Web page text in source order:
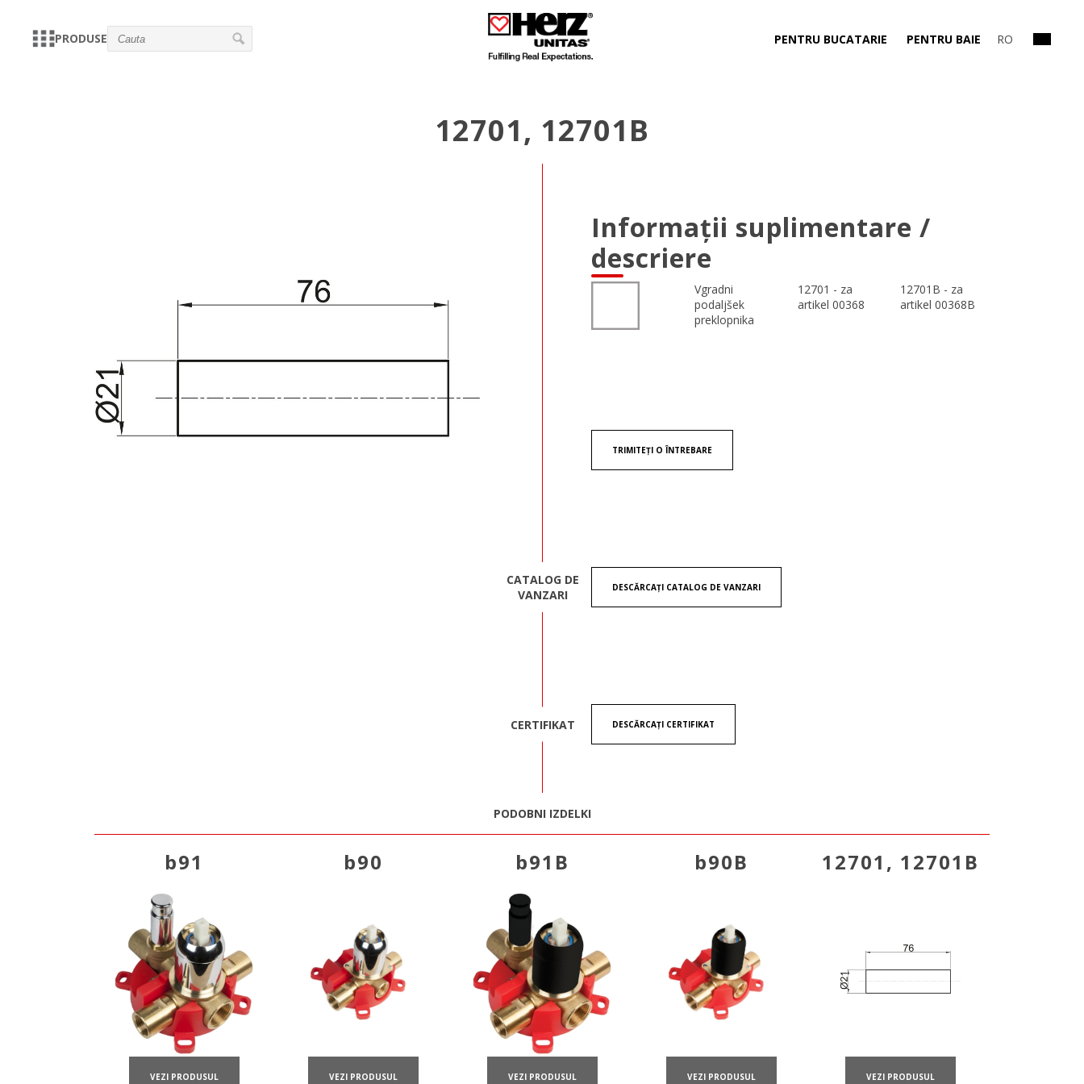
PRODUSE PENTRU BUCATARIE PENTRU BAIE RO
12701, 12701B
Informații suplimentare /
descriere
Vgradni
podaljšek
preklopnika
12701 - za
artikel 00368
12701B - za
artikel 00368B
TRIMITEȚI O ÎNTREBARE
CATALOG DE
VANZARI
DESCĂRCAȚI CATALOG DE VANZARI
CERTIFIKAT DESCĂRCAȚI CERTIFIKAT
PODOBNI IZDELKI
b91
VEZI PRODUSUL
b90
VEZI PRODUSUL
b91B
VEZI PRODUSUL
b90B
VEZI PRODUSUL
12701, 12701B
VEZI PRODUSUL